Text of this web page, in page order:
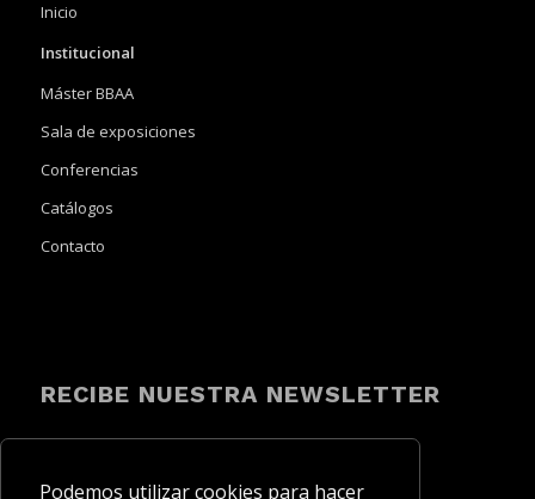
Podemos utilizar cookies para hacer
Inicio
Institucional
Máster BBAA
Sala de exposiciones
Conferencias
Catálogos
Contacto
RECIBE NUESTRA NEWSLETTER